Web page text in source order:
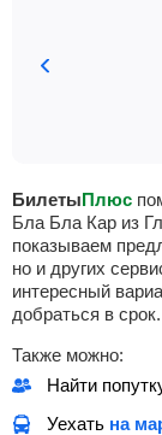
БилетыПлюс
Бла Бла Кар из
показываем
но и других
интересный
добраться в срок.
Также можно:
Найти
Уехать на